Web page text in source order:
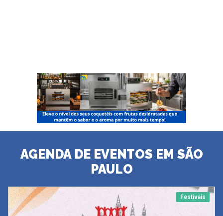
AGENDA DE EVENTOS EM SÃO
PAULO
Festivais